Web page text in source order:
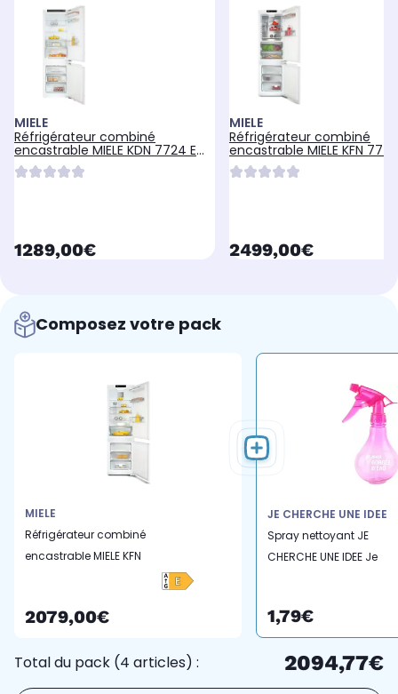
MIELE
Réfrigérateur combiné
encastrable MIELE KDN 7724 E
Pantographe
currentPrice
1289,00€
MIELE
Réfrigérateur combiné
encastrable MIELE KFN
125
currentPrice
2499,00€
Composez votre pack
MIELE
Réfrigérateur combiné
encastrable MIELE KFN
2079,00€
JE CHERCHE UNE IDEE
Spray nettoyant JE
CHERCHE UNE IDEE Je
1,79€
Total du pack (4 articles) : 2094,77€